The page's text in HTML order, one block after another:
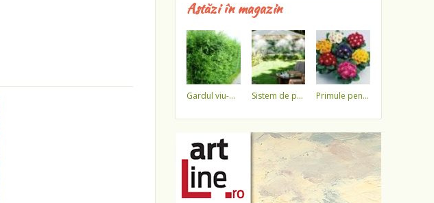
Astăzi în magazin
gardul viu-minune! sistem de pulverizare a apei primule pentru 1 martie 3,5 lei / ghiveci !!!!